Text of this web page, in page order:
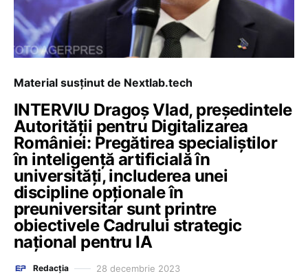
Material susținut de Nextlab.tech
INTERVIU Dragoș Vlad, președintele
Autorității pentru Digitalizarea
României: Pregătirea specialiștilor
în inteligență artificială în
universități, includerea unei
discipline opționale în
preuniversitar sunt printre
obiectivele Cadrului strategic
național pentru IA
Redacția 28 decembrie 2023